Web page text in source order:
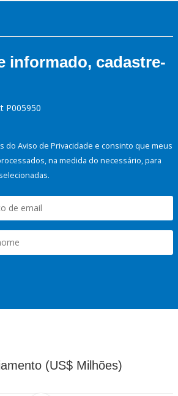
informado, cadastre-
P005950
do Aviso de Privacidade e consinto que meus
na medida do necessário, para
(US$ Milhões)